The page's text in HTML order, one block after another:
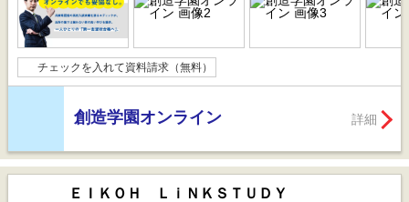
チェックを入れて資料請求（無料）
創造学園オンライン 詳細
ＥＩＫＯＨ ＬｉＮＫＳＴＵＤＹ